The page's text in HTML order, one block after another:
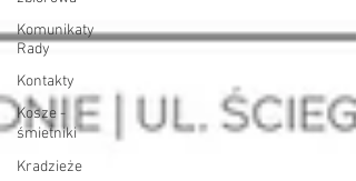
Komunikaty
Rady
Kontakty
Kosze -
śmietniki
Kradzieże